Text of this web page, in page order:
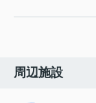
周辺施設